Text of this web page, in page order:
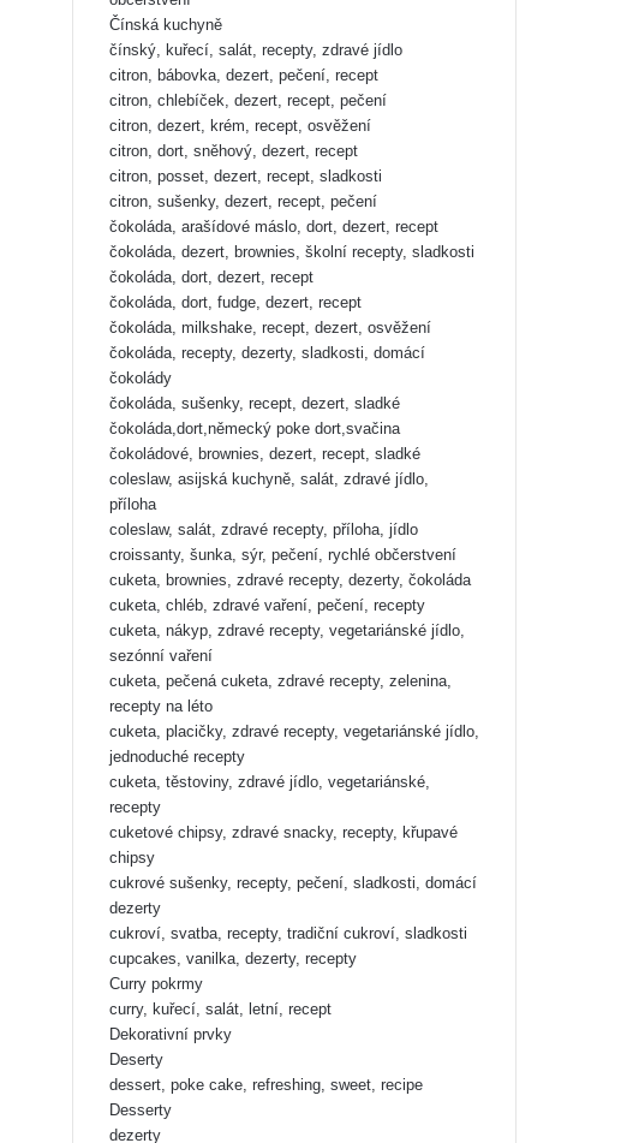
Čínská kuchyně
čínský, kuřecí, salát, recepty, zdravé jídlo
citron, bábovka, dezert, pečení, recept
citron, chlebíček, dezert, recept, pečení
citron, dezert, krém, recept, osvěžení
citron, dort, sněhový, dezert, recept
citron, posset, dezert, recept, sladkosti
citron, sušenky, dezert, recept, pečení
čokoláda, arašídové máslo, dort, dezert, recept
čokoláda, dezert, brownies, školní recepty, sladkosti
čokoláda, dort, dezert, recept
čokoláda, dort, fudge, dezert, recept
čokoláda, milkshake, recept, dezert, osvěžení
čokoláda, recepty, dezerty, sladkosti, domácí
čokolády
čokoláda, sušenky, recept, dezert, sladké
čokoláda,dort,německý poke dort,svačina
čokoládové, brownies, dezert, recept, sladké
coleslaw, asijská kuchyně, salát, zdravé jídlo,
příloha
coleslaw, salát, zdravé recepty, příloha, jídlo
croissanty, šunka, sýr, pečení, rychlé občerstvení
cuketa, brownies, zdravé recepty, dezerty, čokoláda
cuketa, chléb, zdravé vaření, pečení, recepty
cuketa, nákyp, zdravé recepty, vegetariánské jídlo,
sezónní vaření
cuketa, pečená cuketa, zdravé recepty, zelenina,
recepty na léto
cuketa, placičky, zdravé recepty, vegetariánské jídlo,
jednoduché recepty
cuketa, těstoviny, zdravé jídlo, vegetariánské,
recepty
cuketové chipsy, zdravé snacky, recepty, křupavé
chipsy
cukrové sušenky, recepty, pečení, sladkosti, domácí
dezerty
cukroví, svatba, recepty, tradiční cukroví, sladkosti
cupcakes, vanilka, dezerty, recepty
Curry pokrmy
curry, kuřecí, salát, letní, recept
Dekorativní prvky
Deserty
dessert, poke cake, refreshing, sweet, recipe
Desserty
dezerty